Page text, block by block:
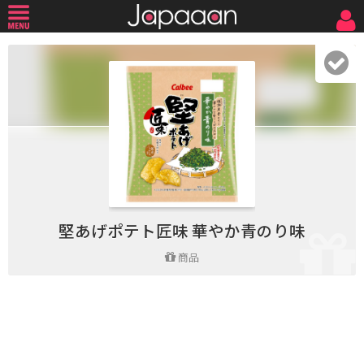
堅あげポテト匠味 華やか青のり味
商品